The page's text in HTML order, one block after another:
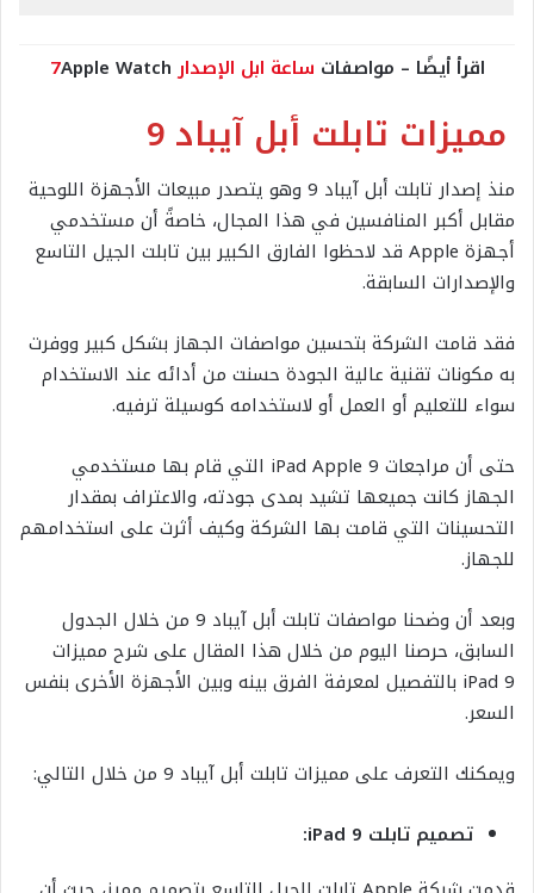
اقرأ أيضًا – مواصفات ساعة ابل الإصدار 7 Apple Watch
مميزات تابلت أبل آيباد 9
منذ إصدار تابلت أبل آيباد 9 وهو يتصدر مبيعات الأجهزة اللوحية
مقابل أكبر المنافسين في هذا المجال، خاصةً أن مستخدمي
أجهزة Apple قد لاحظوا الفارق الكبير بين تابلت الجيل التاسع
والإصدارات السابقة.
فقد قامت الشركة بتحسين مواصفات الجهاز بشكل كبير ووفرت
به مكونات تقنية عالية الجودة حسنت من أدائه عند الاستخدام
سواء للتعليم أو العمل أو لاستخدامه كوسيلة ترفيه.
حتى أن مراجعات iPad Apple 9 التي قام بها مستخدمي
الجهاز كانت جميعها تشيد بمدى جودته، والاعتراف بمقدار
التحسينات التي قامت بها الشركة وكيف أثرت على استخدامهم
للجهاز.
وبعد أن وضحنا مواصفات تابلت أبل آيباد 9 من خلال الجدول
السابق، حرصنا اليوم من خلال هذا المقال على شرح مميزات
iPad 9 بالتفصيل لمعرفة الفرق بينه وبين الأجهزة الأخرى بنفس
السعر.
ويمكنك التعرف على مميزات تابلت أبل آيباد 9 من خلال التالي:
تصميم تابلت iPad 9: